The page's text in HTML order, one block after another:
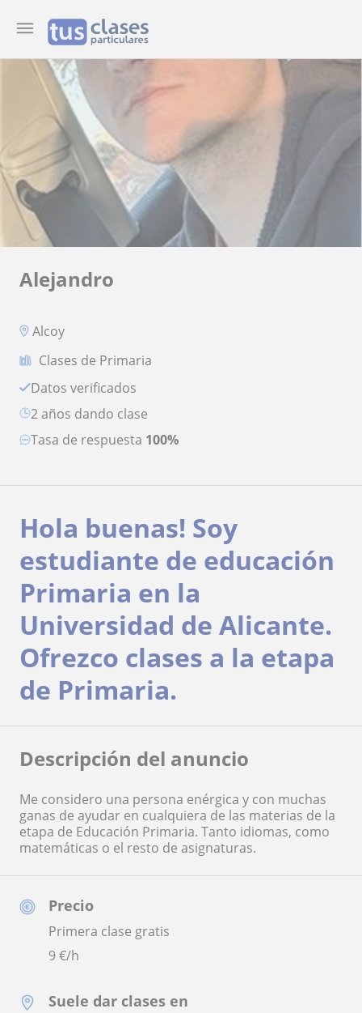
Alejandro
Alcoy
Clases de Primaria
Datos verificados
2 años dando clase
Tasa de respuesta 100%
Precio
Primera clase gratis
9€/h
Suele dar clases en
Hola buenas! Soy
estudiante de educación
Primaria en la
Universidad de Alicante.
Ofrezco clases a la etapa
de Primaria.
Descripción del anuncio
Me considero una persona enérgica y con muchas
ganas de ayudar en cualquiera de las materias de la
etapa de Educación Primaria. Tanto idiomas, como
matemáticas o el resto de asignaturas.